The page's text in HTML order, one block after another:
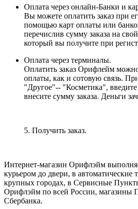
Оплата через онлайн-Банки и
Вы можете оплатить заказ при
помощью карт оплаты или
перечислив сумму заказа на
который вы получите при
Оплата через терминалы.
Оплатить заказ Орифлейм
оплаты, как и сотовую связь.
"Другое"-- "Косметика",
внесите сумму заказа. Деньги
5. Получить заказ.
Интернет-магазин Орифлэйм
курьером до двери, в автоматические
крупных городах, в Сервисные
Орифлэйм по всей России, магазины
Сбербанка.